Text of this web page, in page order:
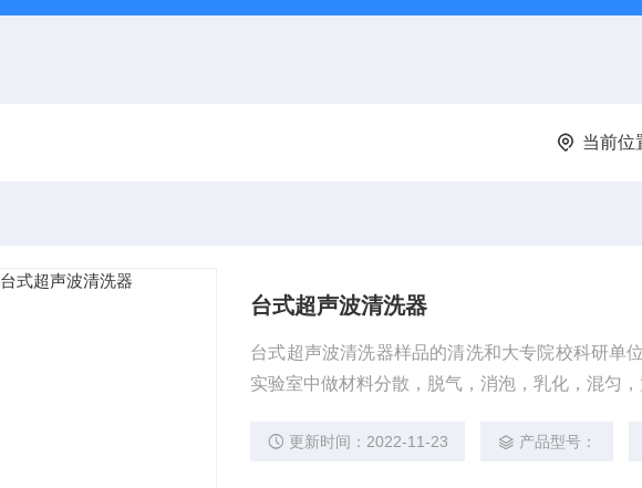
当前位
台式超声波清洗器
台式超声波清洗器样品的清洗和大专院校科研单
实验室中做材料分散，脱气，消泡，乳化，混匀
更新时间：2022-11-23 产品型号：